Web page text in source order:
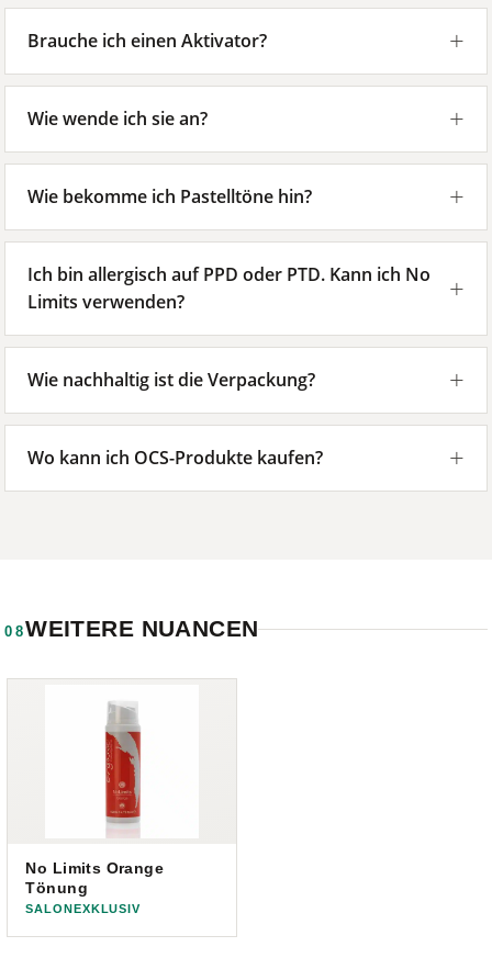
Brauche ich einen Aktivator?
Wie wende ich sie an?
Wie bekomme ich Pastelltöne hin?
Ich bin allergisch auf PPD oder PTD. Kann ich No
Limits verwenden?
Wie nachhaltig ist die Verpackung?
Wo kann ich OCS-Produkte kaufen?
08WEITERE NUANCEN
No Limits Orange
Tönung
SALONEXKLUSIV